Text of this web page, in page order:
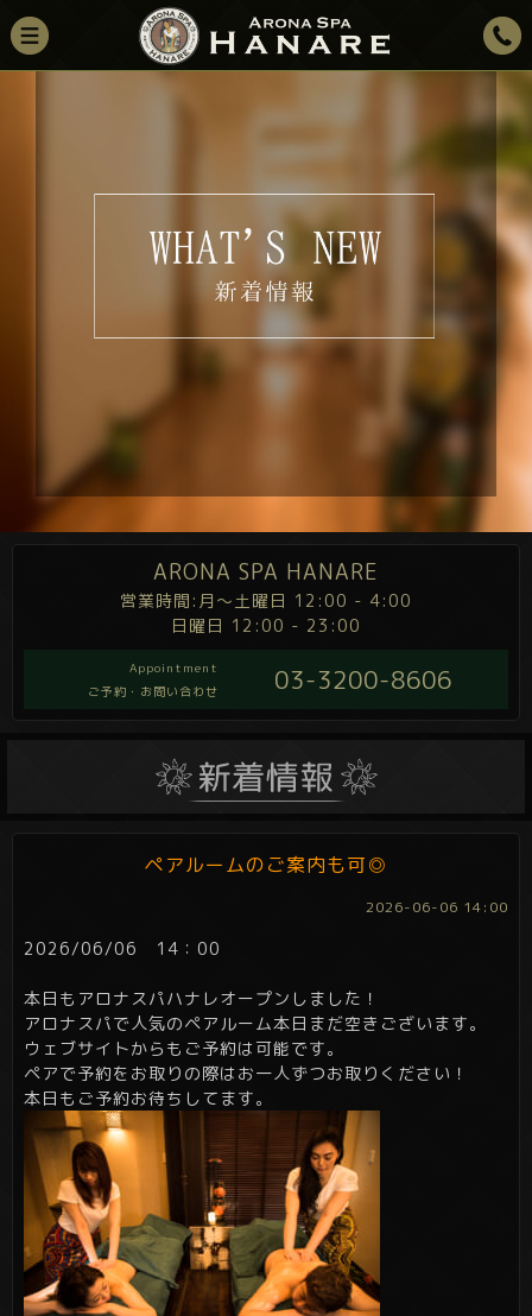
ARONA SPA HANARE
営業時間:月～土曜日 12:00 - 4:00
日曜日 12:00 - 23:00
Appointment
ご予約・お問い合わせ
03-3200-8606
ペアルームのご案内も可◎
2026-06-06 14:00
2026/06/06 14：00
本日もアロナスパハナレオープンしました！
アロナスパで人気のペアルーム本日まだ空きございます。
ウェブサイトからもご予約は可能です。
ペアで予約をお取りの際はお一人ずつお取りください！
本日もご予約お待ちしてます。